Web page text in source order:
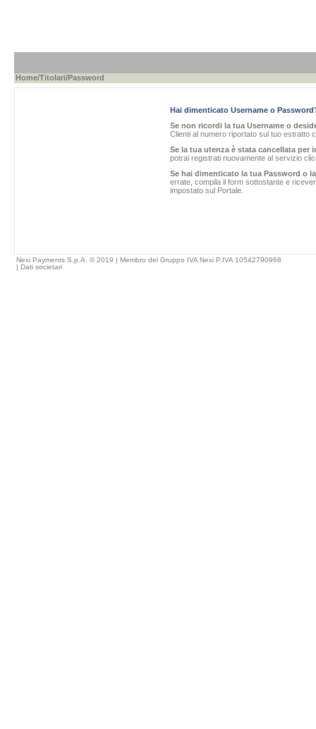
Home/Titolari/Password
Hai dimenticato Username o
Se non ricordi la tua Username o
Clienti al numero riportato sul tuo estratto
Se la tua utenza è stata cancellata per
potrai registrati nuovamente al servizio
Se hai dimenticato la tua Password o
errate, compila il form sottostante e
impostato sul Portale.
Nexi Payments S.p.A. © 2019 | Membro del Gruppo IVA Nexi P.IVA 10542790968
| Dati societari